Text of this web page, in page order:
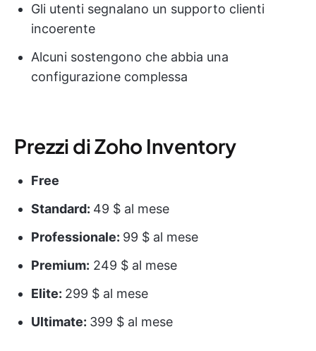
Gli utenti segnalano un supporto clienti
incoerente
Alcuni sostengono che abbia una
configurazione complessa
Prezzi di Zoho Inventory
Free
Standard: 49 $ al mese
Professionale: 99 $ al mese
Premium: 249 $ al mese
Elite: 299 $ al mese
Ultimate: 399 $ al mese